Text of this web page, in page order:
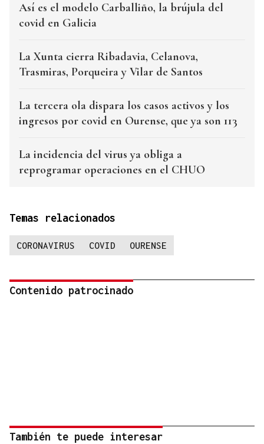
Así es el modelo Carballiño, la brújula del
covid en Galicia
La Xunta cierra Ribadavia, Celanova,
Trasmiras, Porqueira y Vilar de Santos
La tercera ola dispara los casos activos y los
ingresos por covid en Ourense, que ya son 113
La incidencia del virus ya obliga a
reprogramar operaciones en el CHUO
Temas relacionados
CORONAVIRUS COVID OURENSE
Contenido patrocinado
También te puede interesar